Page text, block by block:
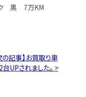
ク 黒 7万KM
の記事】お買取り車
台UPされました。 >